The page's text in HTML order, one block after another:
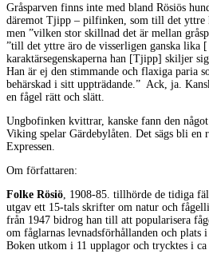
Gråsparven finns inte med bland Rösiös
däremot Tjipp – pilfinken, som till det yttre
men ”vilken stor skillnad det är mellan
”till det yttre äro de visserligen ganska lika
karaktärsegenskaperna han [Tjipp] skiljer
Han är ej den stimmande och flaxiga paria
behärskad i sitt uppträdande.” Ack, ja.
en fågel rätt och slätt.
Ungbofinken kvittrar, kanske fann den
Viking spelar Gärdebylåten. Det sägs bli en
Expressen.
Om författaren:
Folke Rösiö , 1908-85. tillhörde de tidiga
utgav ett 15-tals skrifter om natur och
från 1947 bidrog han till att popularisera
om fåglarnas levnadsförhållanden och plats i
Boken utkom i 11 upplagor och trycktes i